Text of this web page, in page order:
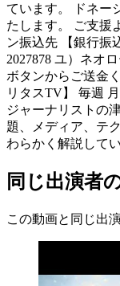
ています。 ドネー
たします。 ご支援
ン振込先 【銀行
2027878 ユ）ネオ
ボタンからご送金
リタスTV】 毎週
ジャーナリストの
題、メディア、テ
わらかく解説して
同じ出演者
この動画と同じ出